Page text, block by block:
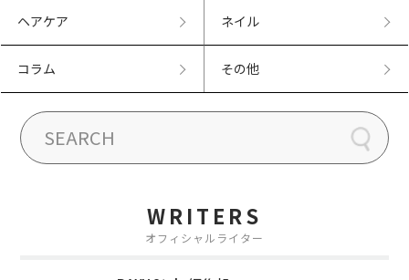
ヘアケア ネイル
コラム その他
WRITERS
オフィシャルライター